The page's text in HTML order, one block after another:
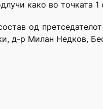
како во точката
од
д-р Милан Недков,